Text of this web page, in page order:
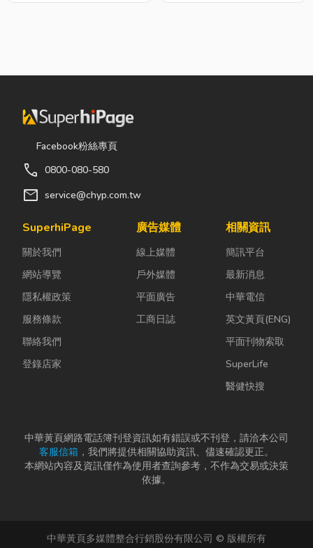
Facebook粉絲專頁
call 0800-080-580
mail service@chyp.com.tw
SuperhiPage
關於我們
網站導覽
隱私權政策
服務條款
聯絡我們
登錄店家
廣告媒體
線上媒體
戶外媒體
平面廣告
工商日誌
相關資訊
簡訊平台
最新消息
中華電信
英文黃頁(ENG)
平面刊物索取
SuperLife
醫健快搜
中華黃頁網路電話簿刊登資訊如有錯誤或不刊登，請洽本公司
客服信箱 ，我們將提供相關協助資訊、儘速確認更正。
本網站內容及資訊僅作為使用者查詢參考，不作為交易或決策
依據。
中華黃頁多媒體整合行銷股份有限公司 © 版權所有